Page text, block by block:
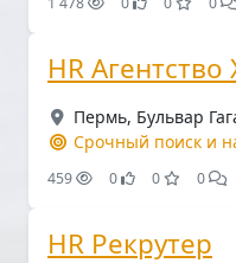
HR
Пермь, Бульвар
Срочный поиск и
459 0 0 0
HR Рекрутер